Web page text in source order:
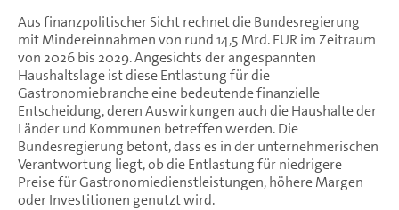
Aus finanzpolitischer Sicht rechnet die Bundesregierung
mit Mindereinnahmen von rund 14,5 Mrd. EUR im Zeitraum
von 2026 bis 2029. Angesichts der angespannten
Haushaltslage ist diese Entlastung für die
Gastronomiebranche eine bedeutende finanzielle
Entscheidung, deren Auswirkungen auch die Haushalte der
Länder und Kommunen betreffen werden. Die
Bundesregierung betont, dass es in der unternehmerischen
Verantwortung liegt, ob die Entlastung für niedrigere
Preise für Gastronomiedienstleistungen, höhere Margen
oder Investitionen genutzt wird.